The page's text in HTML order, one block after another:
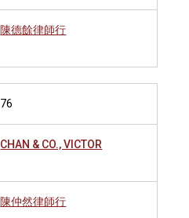
陳德餘律師行
76
CHAN & CO., VICTOR
陳仲然律師行